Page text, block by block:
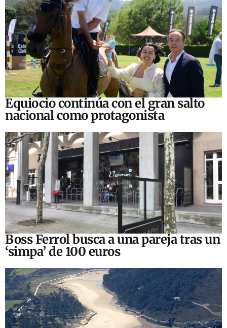
Equiocio continúa con el gran salto
nacional como protagonista
Boss Ferrol busca a una pareja tras un
‘simpa’ de 100 euros